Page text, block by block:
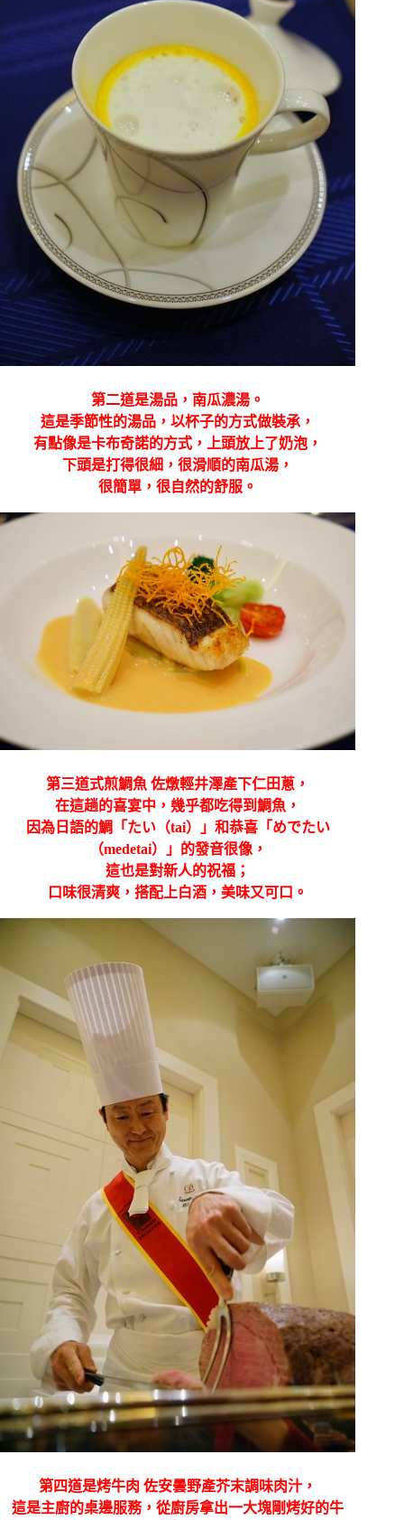
第二道是湯品，南瓜濃湯。
這是季節性的湯品，以杯子的方式做裝承，
有點像是卡布奇諾的方式，上頭放上了奶泡，
下頭是打得很細，很滑順的南瓜湯，
很簡單，很自然的舒服。
第三道式煎鯛魚 佐燉輕井澤產下仁田蔥，
在這趟的喜宴中，幾乎都吃得到鯛魚，
因為日語的鯛「たい（tai）」和恭喜「めでたい
（medetai）」的發音很像，
這也是對新人的祝福；
口味很清爽，搭配上白酒，美味又可口。
第四道是烤牛肉 佐安曇野產芥末調味肉汁，
這是主廚的桌邊服務，從廚房拿出一大塊剛烤好的牛